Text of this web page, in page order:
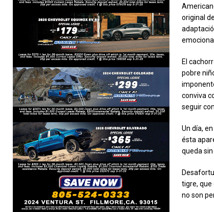
original
emocional.
El
pobre
conviva
seguir
Un día,
ésta
queda
tigre, que
no son